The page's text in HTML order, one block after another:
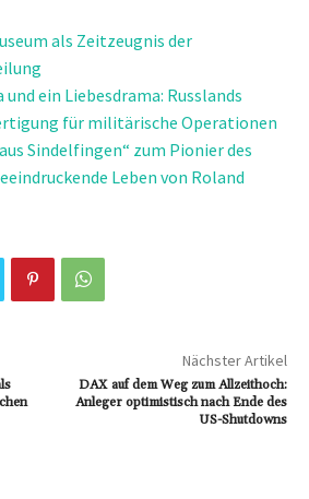
als Zeitzeugnis der
ein Liebesdrama: Russlands
für militärische Operationen
Sindelfingen“ zum Pionier des
Leben von Roland
Nächster Artikel
DAX auf dem Weg zum Allzeithoch:
Anleger optimistisch nach Ende des
US-Shutdowns